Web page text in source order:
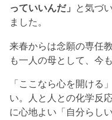
っていいんだ」 と気づ
ました。
来春からは念願の専任
も一人の母として、今
「ここなら心を開ける
い。人と人との化学反
に心地よい「自分らし